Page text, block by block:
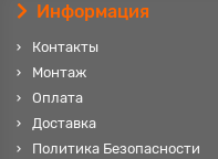
Информация
Контакты
Монтаж
Оплата
Доставка
Политика Безопасности